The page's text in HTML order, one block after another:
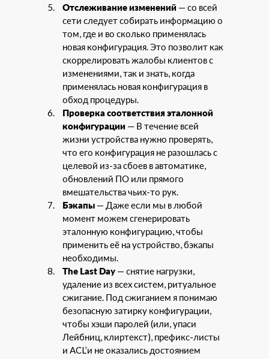
Отслеживание изменений — со всей
сети следует собирать информацию о
том, где и во сколько применялась
новая конфигурация. Это позволит как
скоррелировать жалобы клиентов с
изменениями, так и знать, когда
применялась новая конфигурация в
обход процедуры.
Проверка соответствия эталонной
конфигурации — В течение всей
жизни устройства нужно проверять,
что его конфигурация не разошлась с
целевой из-за сбоев в автоматике,
обновлений ПО или прямого
вмешательства чьих-то рук.
Бэкапы — Даже если мы в любой
момент можем сгенерировать
эталонную конфигурацию, чтобы
применить её на устройство, бэкапы
необходимы.
The Last Day — снятие нагрузки,
удаление из всех систем, ритуальное
сжигание. Под сжиганием я понимаю
безопасную затирку конфигурации,
чтобы хэши паролей (или, упаси
Лейбниц, клиртекст), префикс-листы
и ACL’и не оказались достоянием